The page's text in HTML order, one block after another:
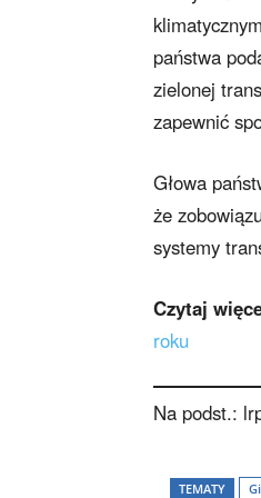
państwa
zielonej
zapewnić
Głowa
że
systemy
Czytaj
roku
Na podst.:
TEMATY